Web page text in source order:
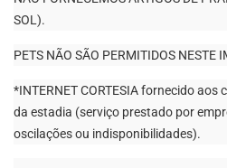
SOL).
PETS NÃO SÃO PERMITIDOS NESTE
*INTERNET CORTESIA fornecido aos
da estadia (serviço prestado por
oscilações ou indisponibilidades).